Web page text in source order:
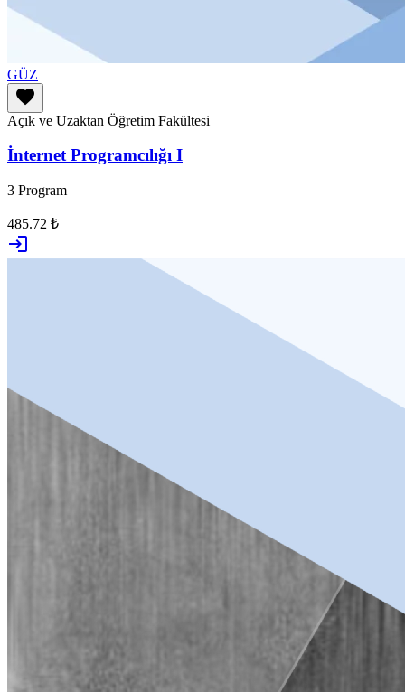
GÜZ
favorite
Açık ve Uzaktan Öğretim Fakültesi
İnternet Programcılığı I
3 Program
485.72 ₺
login